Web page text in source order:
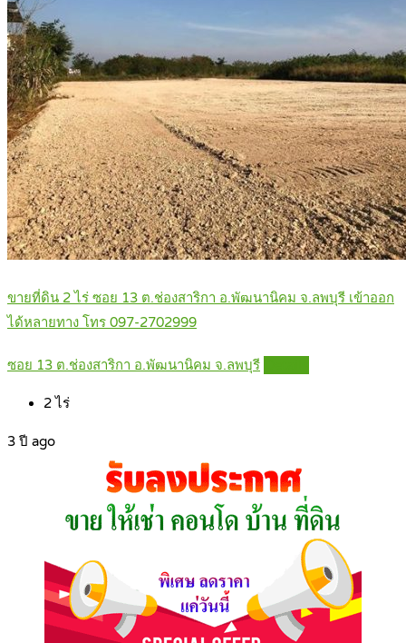
ขายที่ดิน 2 ไร่ ซอย 13 ต.ช่องสาริกา อ.พัฒนานิคม จ.ลพบุรี เข้าออก
ได้หลายทาง โทร 097-2702999
ซอย 13 ต.ช่องสาริกา อ.พัฒนานิคม จ.ลพบุรี
2ไร่
3 ปี ago